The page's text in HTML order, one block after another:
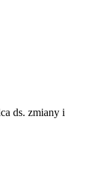
ds. zmiany i